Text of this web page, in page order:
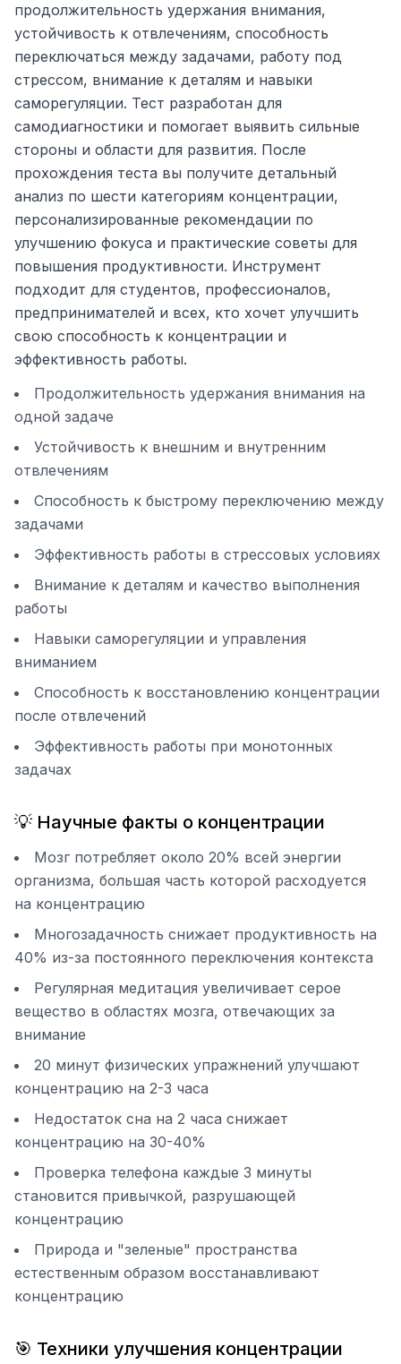
продолжительность удержания внимания,
устойчивость к отвлечениям, способность
переключаться между задачами, работу под
стрессом, внимание к деталям и навыки
саморегуляции. Тест разработан для
самодиагностики и помогает выявить сильные
стороны и области для развития. После
прохождения теста вы получите детальный
анализ по шести категориям концентрации,
персонализированные рекомендации по
улучшению фокуса и практические советы для
повышения продуктивности. Инструмент
подходит для студентов, профессионалов,
предпринимателей и всех, кто хочет улучшить
свою способность к концентрации и
эффективность работы.
Продолжительность удержания внимания на
одной задаче
Устойчивость к внешним и внутренним
отвлечениям
Способность к быстрому переключению между
задачами
Эффективность работы в стрессовых условиях
Внимание к деталям и качество выполнения
работы
Навыки саморегуляции и управления
вниманием
Способность к восстановлению концентрации
после отвлечений
Эффективность работы при монотонных
задачах
💡 Научные факты о концентрации
Мозг потребляет около 20% всей энергии
организма, большая часть которой расходуется
на концентрацию
Многозадачность снижает продуктивность на
40% из-за постоянного переключения контекста
Регулярная медитация увеличивает серое
вещество в областях мозга, отвечающих за
внимание
20 минут физических упражнений улучшают
концентрацию на 2-3 часа
Недостаток сна на 2 часа снижает
концентрацию на 30-40%
Проверка телефона каждые 3 минуты
становится привычкой, разрушающей
концентрацию
Природа и "зеленые" пространства
естественным образом восстанавливают
концентрацию
🎯 Техники улучшения концентрации